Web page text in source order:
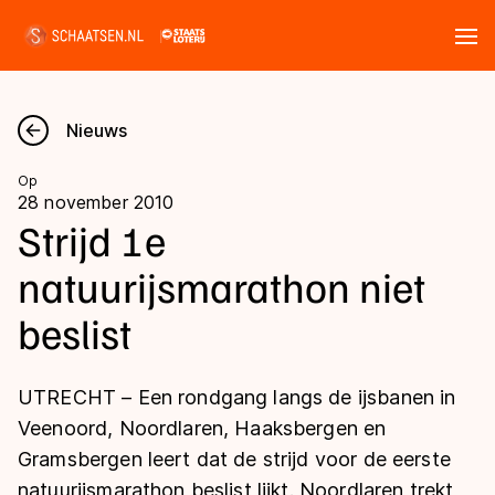
Nieuws
Kalender
Disciplines
Marathon
Inlineskaten
Uitslagen
Langebaan
Shorttrack
Marathon
Tijden & historie
Ranglijsten Langebaan
Nieuws
Op
28 november 2010
Strijd 1e
natuurijsmarathon niet
beslist
UTRECHT – Een rondgang langs de ijsbanen in
Veenoord, Noordlaren, Haaksbergen en
Gramsbergen leert dat de strijd voor de eerste
natuurijsmarathon beslist lijkt. Noordlaren trekt